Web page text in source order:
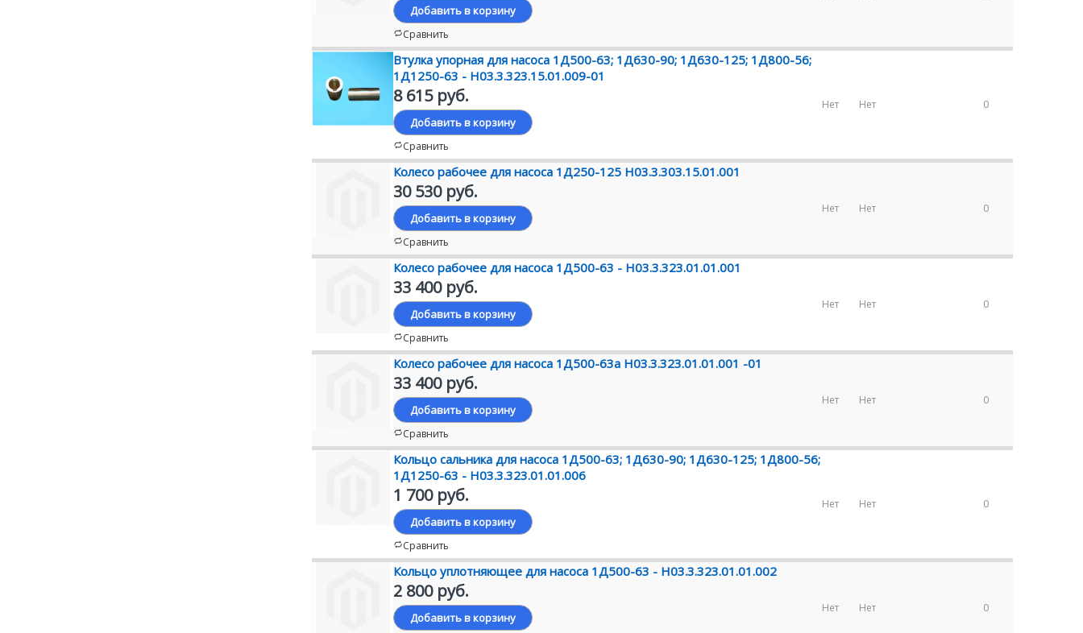
Добавить в корзину
Сравнить
Втулка упорная для насоса 1Д500-63; 1Д630-90; 1Д630-125; 1Д800-56;
1Д1250-63 - Н03.3.323.15.01.009-01
8 615 руб.
Добавить в корзину
Сравнить
Нет Нет 0
Колесо рабочее для насоса 1Д250-125 Н03.3.303.15.01.001
30 530 руб.
Добавить в корзину
Сравнить
Нет Нет 0
Колесо рабочее для насоса 1Д500-63 - Н03.3.323.01.01.001
33 400 руб.
Добавить в корзину
Сравнить
Нет Нет 0
Колесо рабочее для насоса 1Д500-63а Н03.3.323.01.01.001 -01
33 400 руб.
Добавить в корзину
Сравнить
Нет Нет 0
Кольцо сальника для насоса 1Д500-63; 1Д630-90; 1Д630-125; 1Д800-56;
1Д1250-63 - Н03.3.323.01.01.006
1 700 руб.
Добавить в корзину
Сравнить
Нет Нет 0
Кольцо уплотняющее для насоса 1Д500-63 - Н03.3.323.01.01.002
2 800 руб.
Добавить в корзину
Нет Нет 0